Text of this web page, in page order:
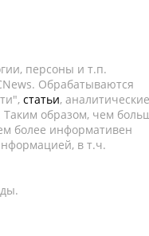
персоны и т.п.
Обрабатываются
статьи, аналитические
Таким образом, чем
более информативен
в т.ч.